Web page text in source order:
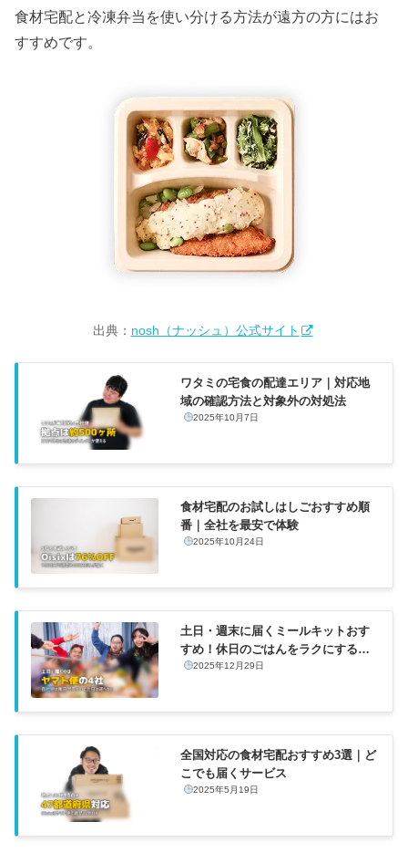
食材宅配と冷凍弁当を使い分ける方法が遠方の方にはお
すすめです。
出典： nosh（ナッシュ）公式サイト
ワタミの宅食の配達エリア｜対応地
域の確認方法と対象外の対処法
2025年10月7日
食材宅配のお試しはしごおすすめ順
番｜全社を最安で体験
2025年10月24日
土日・週末に届くミールキットおす
すめ！休日のごはんをラクにする方
法2025年12月29日
全国対応の食材宅配おすすめ3選｜ど
こでも届くサービス
2025年5月19日